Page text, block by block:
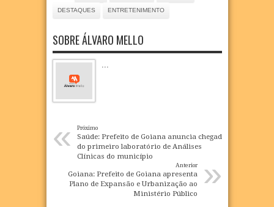
DESTAQUES ENTRETENIMENTO
SOBRE ÁLVARO MELLO
...
« Próximo
Saúde: Prefeito de Goiana anuncia chegada
do primeiro laboratório de Análises
Clínicas do município
»
Anterior
Goiana: Prefeito de Goiana apresenta
Plano de Expansão e Urbanização ao
Ministério Público